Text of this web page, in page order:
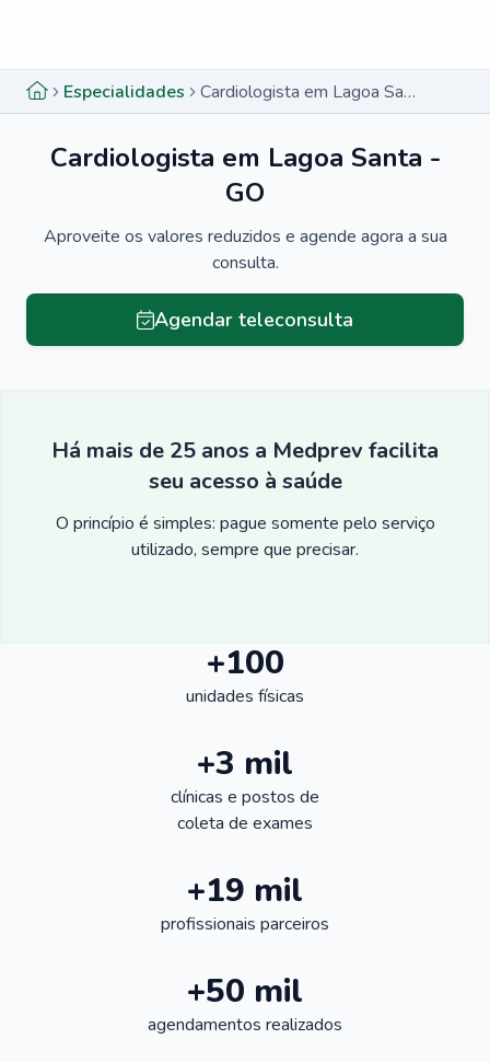
Especialidades Cardiologista em Lagoa Santa - GO
Cardiologista em Lagoa Santa -
GO
Aproveite os valores reduzidos e agende agora a sua
consulta.
Agendar teleconsulta
Há mais de 25 anos a Medprev facilita
seu acesso à saúde
O princípio é simples: pague somente pelo serviço
utilizado, sempre que precisar.
+100
unidades físicas
+3 mil
clínicas e postos de
coleta de exames
+19 mil
profissionais parceiros
+50 mil
agendamentos realizados